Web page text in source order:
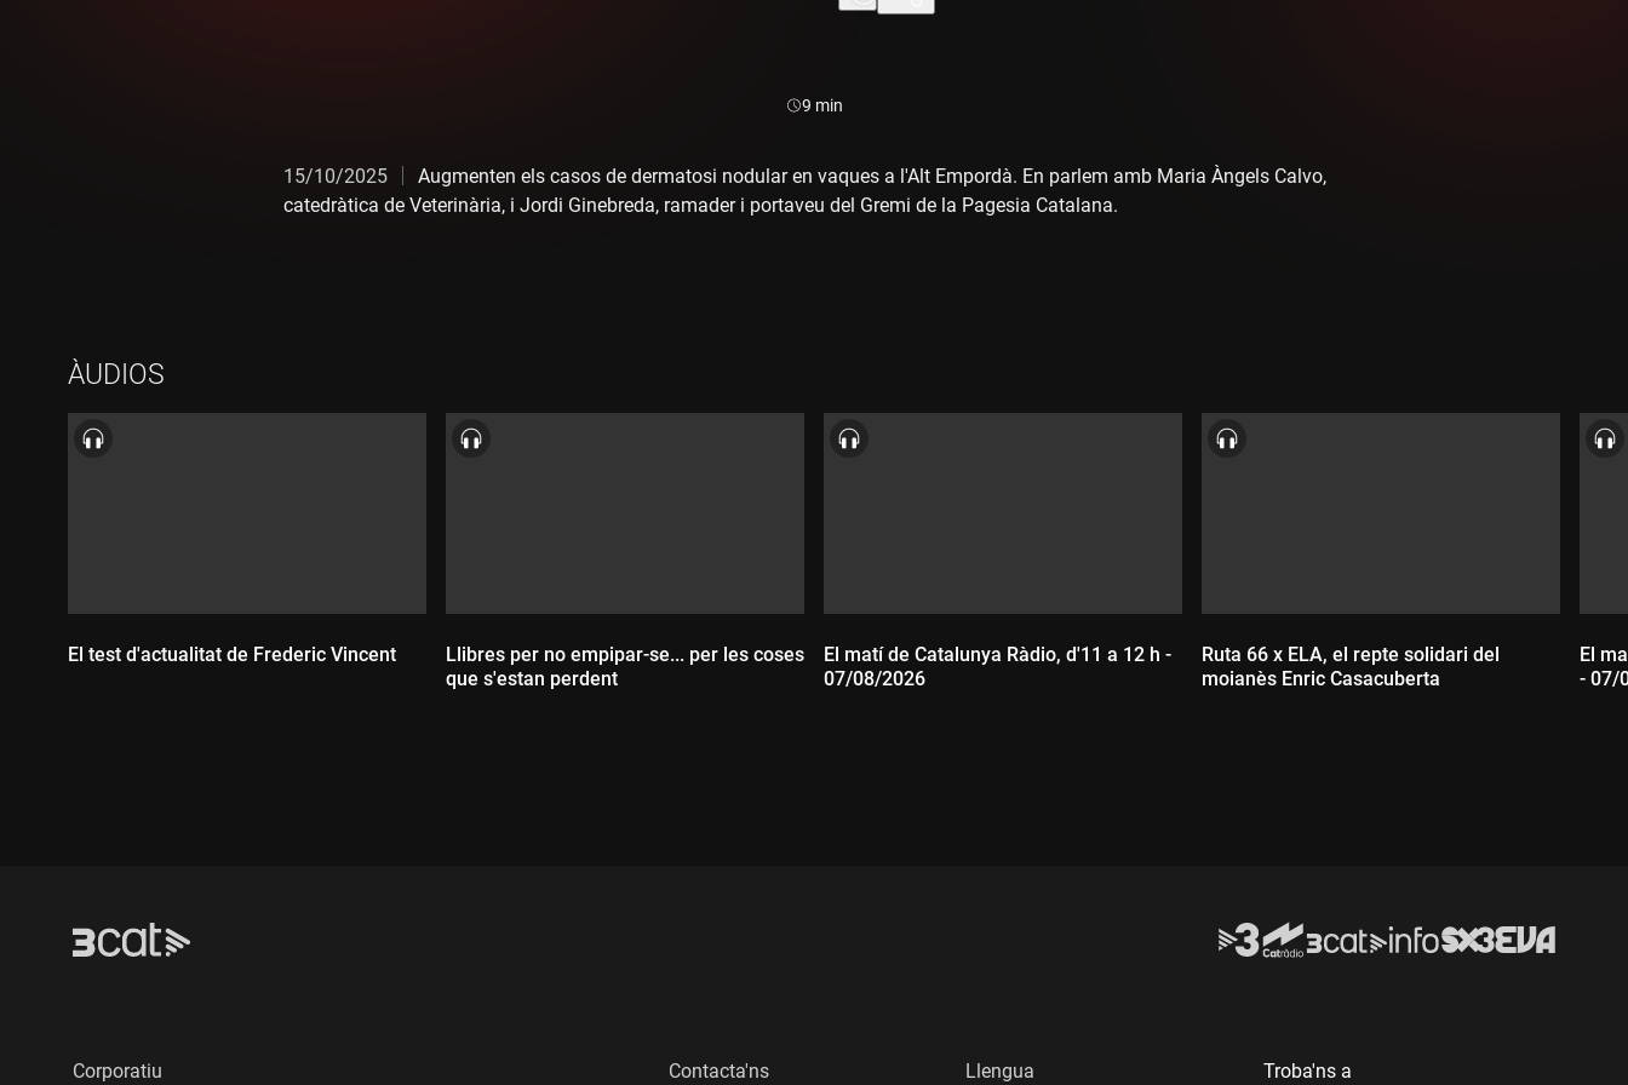
Durada:
9 min
15/10/2025
Augmenten els casos de dermatosi nodular en vaques a l'Alt Empordà. En parlem amb Maria Àngels Calvo,
catedràtica de Veterinària, i Jordi Ginebreda, ramader i portaveu del Gremi de la Pagesia Catalana.
ÀUDIOS
El test d'actualitat de Frederic Vincent
Llibres per no empipar-se... per les coses
que s'estan perdent
El matí de Catalunya Ràdio, d'11 a 12 h -
07/08/2026
Ruta 66 x ELA, el repte solidari del
moianès Enric Casacuberta
El
- 07/
Corporatiu Contacta'ns Llengua Troba'ns a